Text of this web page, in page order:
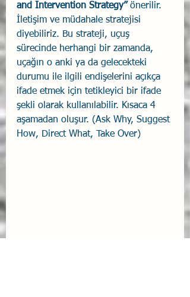
and Intervention Strategy” önerilir.
İletişim ve müdahale stratejisi
diyebiliriz. Bu strateji, uçuş
sürecinde herhangi bir zamanda,
uçağın o anki ya da gelecekteki
durumu ile ilgili endişelerini açıkça
ifade etmek için tetikleyici bir ifade
şekli olarak kullanılabilir. Kısaca 4
aşamadan oluşur. (Ask Why, Suggest
How, Direct What, Take Over)